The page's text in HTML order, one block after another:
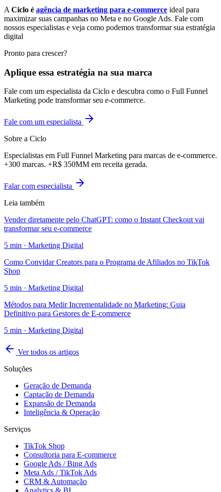
A Ciclo é agência de marketing para e-commerce ideal para
maximizar suas campanhas no Meta e no Google Ads. Fale com
nossos especialistas e veja como podemos transformar sua estratégia
digital
Pronto para crescer?
Aplique essa estratégia na sua marca
Fale com um especialista da Ciclo e descubra como o Full Funnel
Marketing pode transformar seu e-commerce.
Fale com um especialista
Sobre a Ciclo
Especialistas em Full Funnel Marketing para marcas de e-commerce.
+300 marcas. +R$ 350MM em receita gerada.
Falar com especialista
Leia também
Vender diretamente pelo ChatGPT: como o Instant Checkout vai
transformar seu e-commerce
5 min · Marketing Digital
Como Convidar Creators para o Programa de Afiliados no TikTok
Shop
5 min · Marketing Digital
Métodos para Medir Incrementalidade no Marketing: Guia
Definitivo para Gestores de E-commerce
5 min · Marketing Digital
Ver todos os artigos
Soluções
Geração de Demanda
Captação de Demanda
Expansão de Demanda
Inteligência & Operação
Serviços
TikTok Shop
Consultoria para E-commerce
Google Ads / Bing Ads
Meta Ads / TikTok Ads
CRM & Automação